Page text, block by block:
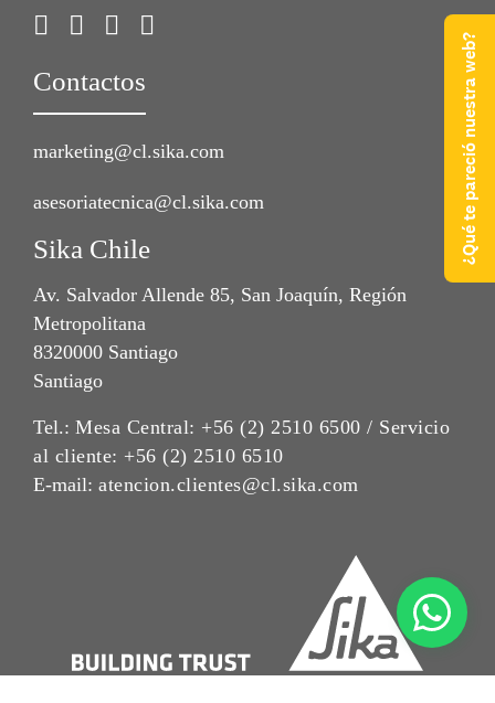
Contactos
marketing@cl.sika.com
asesoriatecnica@cl.sika.com
Sika Chile
Av. Salvador Allende 85, San Joaquín, Región
Metropolitana
8320000 Santiago
Santiago
Tel.: Mesa Central: +56 (2) 2510 6500 / Servicio
al cliente: +56 (2) 2510 6510
E-mail: atencion.clientes@cl.sika.com
¿Qué te pareció nuestra web?